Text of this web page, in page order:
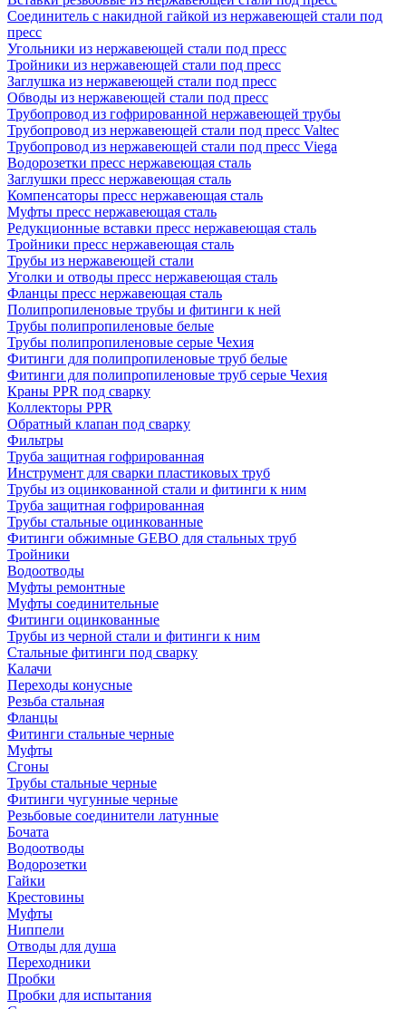
Соединитель с накидной гайкой из нержавеющей стали под
пресс
Угольники из нержавеющей стали под пресс
Тройники из нержавеющей стали под пресс
Заглушка из нержавеющей стали под пресс
Обводы из нержавеющей стали под пресс
Трубопровод из гофрированной нержавеющей трубы
Трубопровод из нержавеющей стали под пресс Valtec
Трубопровод из нержавеющей стали под пресс Viega
Водорозетки пресс нержавеющая сталь
Заглушки пресс нержавеющая сталь
Компенсаторы пресс нержавеющая сталь
Муфты пресс нержавеющая сталь
Редукционные вставки пресс нержавеющая сталь
Тройники пресс нержавеющая сталь
Трубы из нержавеющей стали
Уголки и отводы пресс нержавеющая сталь
Фланцы пресс нержавеющая сталь
Полипропиленовые трубы и фитинги к ней
Трубы полипропиленовые белые
Трубы полипропиленовые серые Чехия
Фитинги для полипропиленовые труб белые
Фитинги для полипропиленовые труб серые Чехия
Краны PPR под сварку
Коллекторы PPR
Обратный клапан под сварку
Фильтры
Труба защитная гофрированная
Инструмент для сварки пластиковых труб
Трубы из оцинкованной стали и фитинги к ним
Труба защитная гофрированная
Трубы стальные оцинкованные
Фитинги обжимные GEBO для стальных труб
Тройники
Водоотводы
Муфты ремонтные
Муфты соединительные
Фитинги оцинкованные
Трубы из черной стали и фитинги к ним
Стальные фитинги под сварку
Калачи
Переходы конусные
Резьба стальная
Фланцы
Фитинги стальные черные
Муфты
Сгоны
Трубы стальные черные
Фитинги чугунные черные
Резьбовые соединители латунные
Бочата
Водоотводы
Водорозетки
Гайки
Крестовины
Муфты
Ниппели
Отводы для душа
Переходники
Пробки
Пробки для испытания